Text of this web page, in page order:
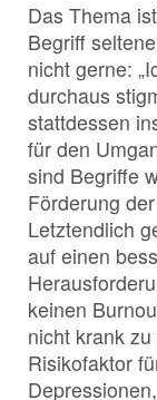
Das Thema
Begriff
nicht gerne:
durchaus
stattdessen
für den
sind Begriffe
Förderung
Letztendlich
auf einen
keinen
nicht krank
Risikofaktor